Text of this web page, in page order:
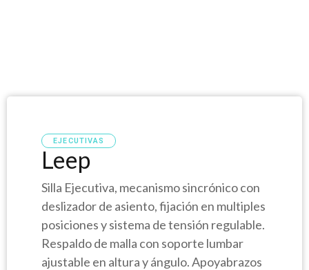
EJECUTIVAS
Leep
Silla Ejecutiva, mecanismo sincrónico con
deslizador de asiento, fijación en multiples
posiciones y sistema de tensión regulable.
Respaldo de malla con soporte lumbar
ajustable en altura y ángulo. Apoyabrazos